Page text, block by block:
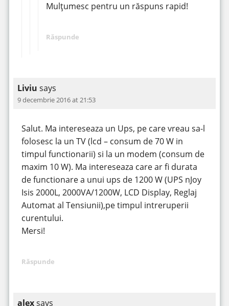
Mulțumesc pentru un răspuns rapid!
Răspunde
Liviu says
9 decembrie 2016 at 21:53
Salut. Ma intereseaza un Ups, pe care vreau sa-l
folosesc la un TV (lcd – consum de 70 W in
timpul functionarii) si la un modem (consum de
maxim 10 W). Ma intereseaza care ar fi durata
de functionare a unui ups de 1200 W (UPS nJoy
Isis 2000L, 2000VA/1200W, LCD Display, Reglaj
Automat al Tensiunii),pe timpul intreruperii
curentului.
Mersi!
Răspunde
alexsays